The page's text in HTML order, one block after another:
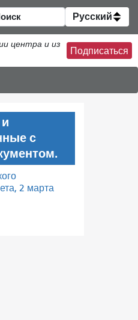
Русский
центра и из
Подписаться
с
2 марта